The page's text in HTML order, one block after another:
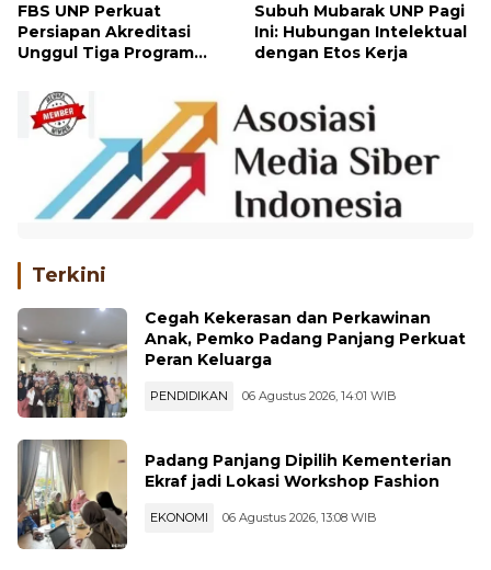
FBS UNP Perkuat
Persiapan Akreditasi
Unggul Tiga Program
Subuh Mubarak UNP Pagi
Ini: Hubungan Intelektual
dengan Etos Kerja
Terkini
Cegah Kekerasan dan Perkawinan
Anak, Pemko Padang Panjang Perkuat
Peran Keluarga
PENDIDIKAN 06 Agustus 2026, 14:01 WIB
Padang Panjang Dipilih Kementerian
Ekraf jadi Lokasi Workshop Fashion
EKONOMI 06 Agustus 2026, 13:08 WIB